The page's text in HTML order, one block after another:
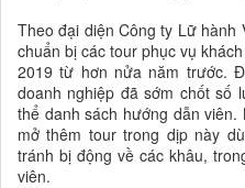
Theo đại diện Công ty Lữ hành
chuẩn bị các tour phục vụ
2019 từ hơn nửa năm trước.
doanh nghiệp đã sớm chốt số
thể danh sách hướng dẫn
mở thêm tour trong dịp này
tránh bị động về các khâu,
viên.